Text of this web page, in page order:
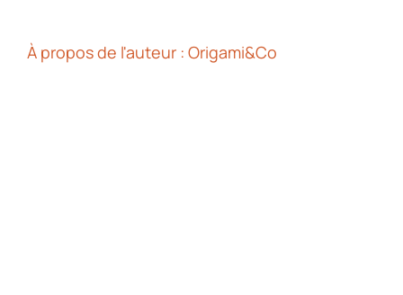
À propos de l'auteur : Origami&Co